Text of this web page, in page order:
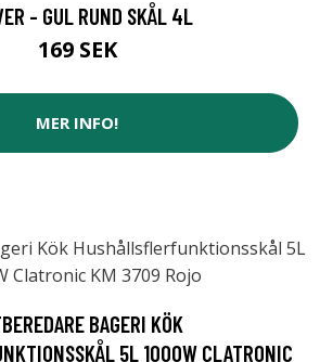
- GUL RUND SKÅL 4L
169 SEK
MER INFO!
BAGERI KÖK
5L 1000W CLATRONIC